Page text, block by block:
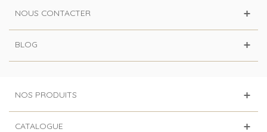
NOUS CONTACTER
BLOG
NOS PRODUITS
CATALOGUE